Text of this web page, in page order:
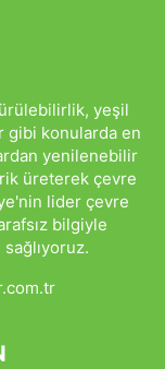
yeşil
gibi konularda en
yenilenebilir
üreterek çevre
lider çevre
bilgiyle